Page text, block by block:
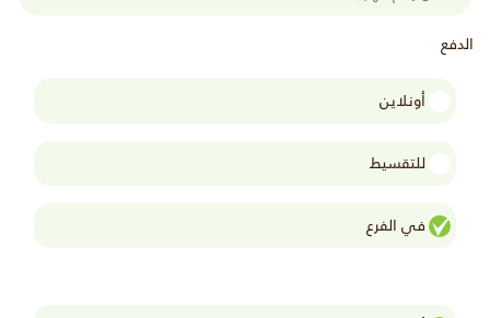
الدفع
أونلاين
للتقسيط
في الفرع